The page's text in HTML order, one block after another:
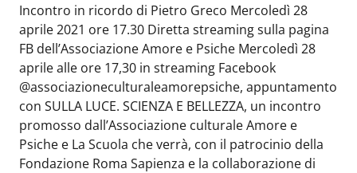
Body:
Incontro in ricordo di Pietro Greco Mercoledì 28
aprile 2021 ore 17.30 Diretta streaming sulla pagina
FB dell’Associazione Amore e Psiche Mercoledì 28
aprile alle ore 17,30 in streaming Facebook
@associazioneculturaleamorepsiche, appuntamento
con SULLA LUCE. SCIENZA E BELLEZZA, un incontro
promosso dall’Associazione culturale Amore e
Psiche e La Scuola che verrà, con il patrocinio della
Fondazione Roma Sapienza e la collaborazione di